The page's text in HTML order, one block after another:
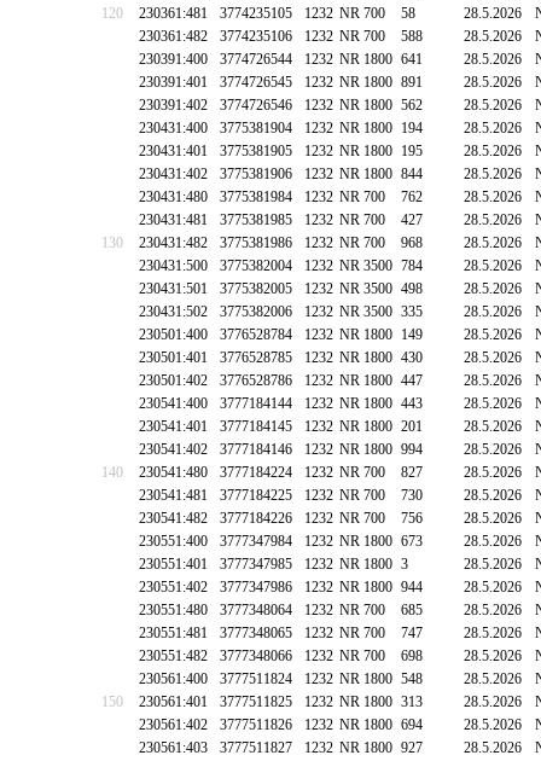
120
230361:481 3774235105 1232 NR 700 58 28.5.2026
230361:482
3774235106 1232 NR 700 588 28.5.2026
230391:400
3774726544 1232 NR 1800 641 28.5.2026
230391:401
3774726545 1232 NR 1800 891 28.5.2026
230391:402
3774726546 1232 NR 1800 562 28.5.2026
230431:400
3775381904 1232 NR 1800 194 28.5.2026
230431:401
3775381905 1232 NR 1800 195 28.5.2026
230431:402
3775381906 1232 NR 1800 844 28.5.2026
230431:480
3775381984 1232 NR 700 762 28.5.2026
230431:481
3775381985 1232 NR 700 427 28.5.2026
130
230431:482 3775381986 1232 NR 700 968 28.5.2026
230431:500
3775382004 1232 NR 3500 784 28.5.2026
230431:501
3775382005 1232 NR 3500 498 28.5.2026
230431:502
3775382006 1232 NR 3500 335 28.5.2026
230501:400
3776528784 1232 NR 1800 149 28.5.2026
230501:401
3776528785 1232 NR 1800 430 28.5.2026
230501:402
3776528786 1232 NR 1800 447 28.5.2026
230541:400
3777184144 1232 NR 1800 443 28.5.2026
230541:401
3777184145 1232 NR 1800 201 28.5.2026
230541:402
3777184146 1232 NR 1800 994 28.5.2026
140
230541:480 3777184224 1232 NR 700 827 28.5.2026
230541:481
3777184225 1232 NR 700 730 28.5.2026
230541:482
3777184226 1232 NR 700 756 28.5.2026
230551:400
3777347984 1232 NR 1800 673 28.5.2026
230551:401
3777347985 1232 NR 1800 3 28.5.2026
230551:402
3777347986 1232 NR 1800 944 28.5.2026
230551:480
3777348064 1232 NR 700 685 28.5.2026
230551:481
3777348065 1232 NR 700 747 28.5.2026
230551:482
3777348066 1232 NR 700 698 28.5.2026
230561:400
3777511824 1232 NR 1800 548 28.5.2026
150
230561:401 3777511825 1232 NR 1800 313 28.5.2026
230561:402
3777511826 1232 NR 1800 694 28.5.2026
230561:403
3777511827 1232 NR 1800 927 28.5.2026